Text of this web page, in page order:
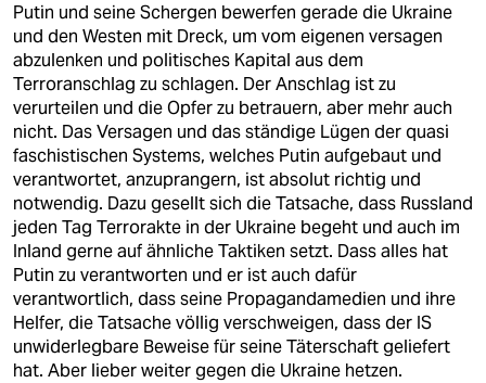
Putin und seine Schergen bewerfen gerade die Ukraine
und den Westen mit Dreck, um vom eigenen versagen
abzulenken und politisches Kapital aus dem
Terroranschlag zu schlagen. Der Anschlag ist zu
verurteilen und die Opfer zu betrauern, aber mehr auch
nicht. Das Versagen und das ständige Lügen der quasi
faschistischen Systems, welches Putin aufgebaut und
verantwortet, anzuprangern, ist absolut richtig und
notwendig. Dazu gesellt sich die Tatsache, dass Russland
jeden Tag Terrorakte in der Ukraine begeht und auch im
Inland gerne auf ähnliche Taktiken setzt. Dass alles hat
Putin zu verantworten und er ist auch dafür
verantwortlich, dass seine Propagandamedien und ihre
Helfer, die Tatsache völlig verschweigen, dass der IS
unwiderlegbare Beweise für seine Täterschaft geliefert
hat. Aber lieber weiter gegen die Ukraine hetzen.